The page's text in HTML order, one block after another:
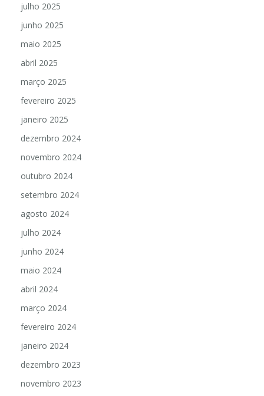
julho 2025
junho 2025
maio 2025
abril 2025
março 2025
fevereiro 2025
janeiro 2025
dezembro 2024
novembro 2024
outubro 2024
setembro 2024
agosto 2024
julho 2024
junho 2024
maio 2024
abril 2024
março 2024
fevereiro 2024
janeiro 2024
dezembro 2023
novembro 2023